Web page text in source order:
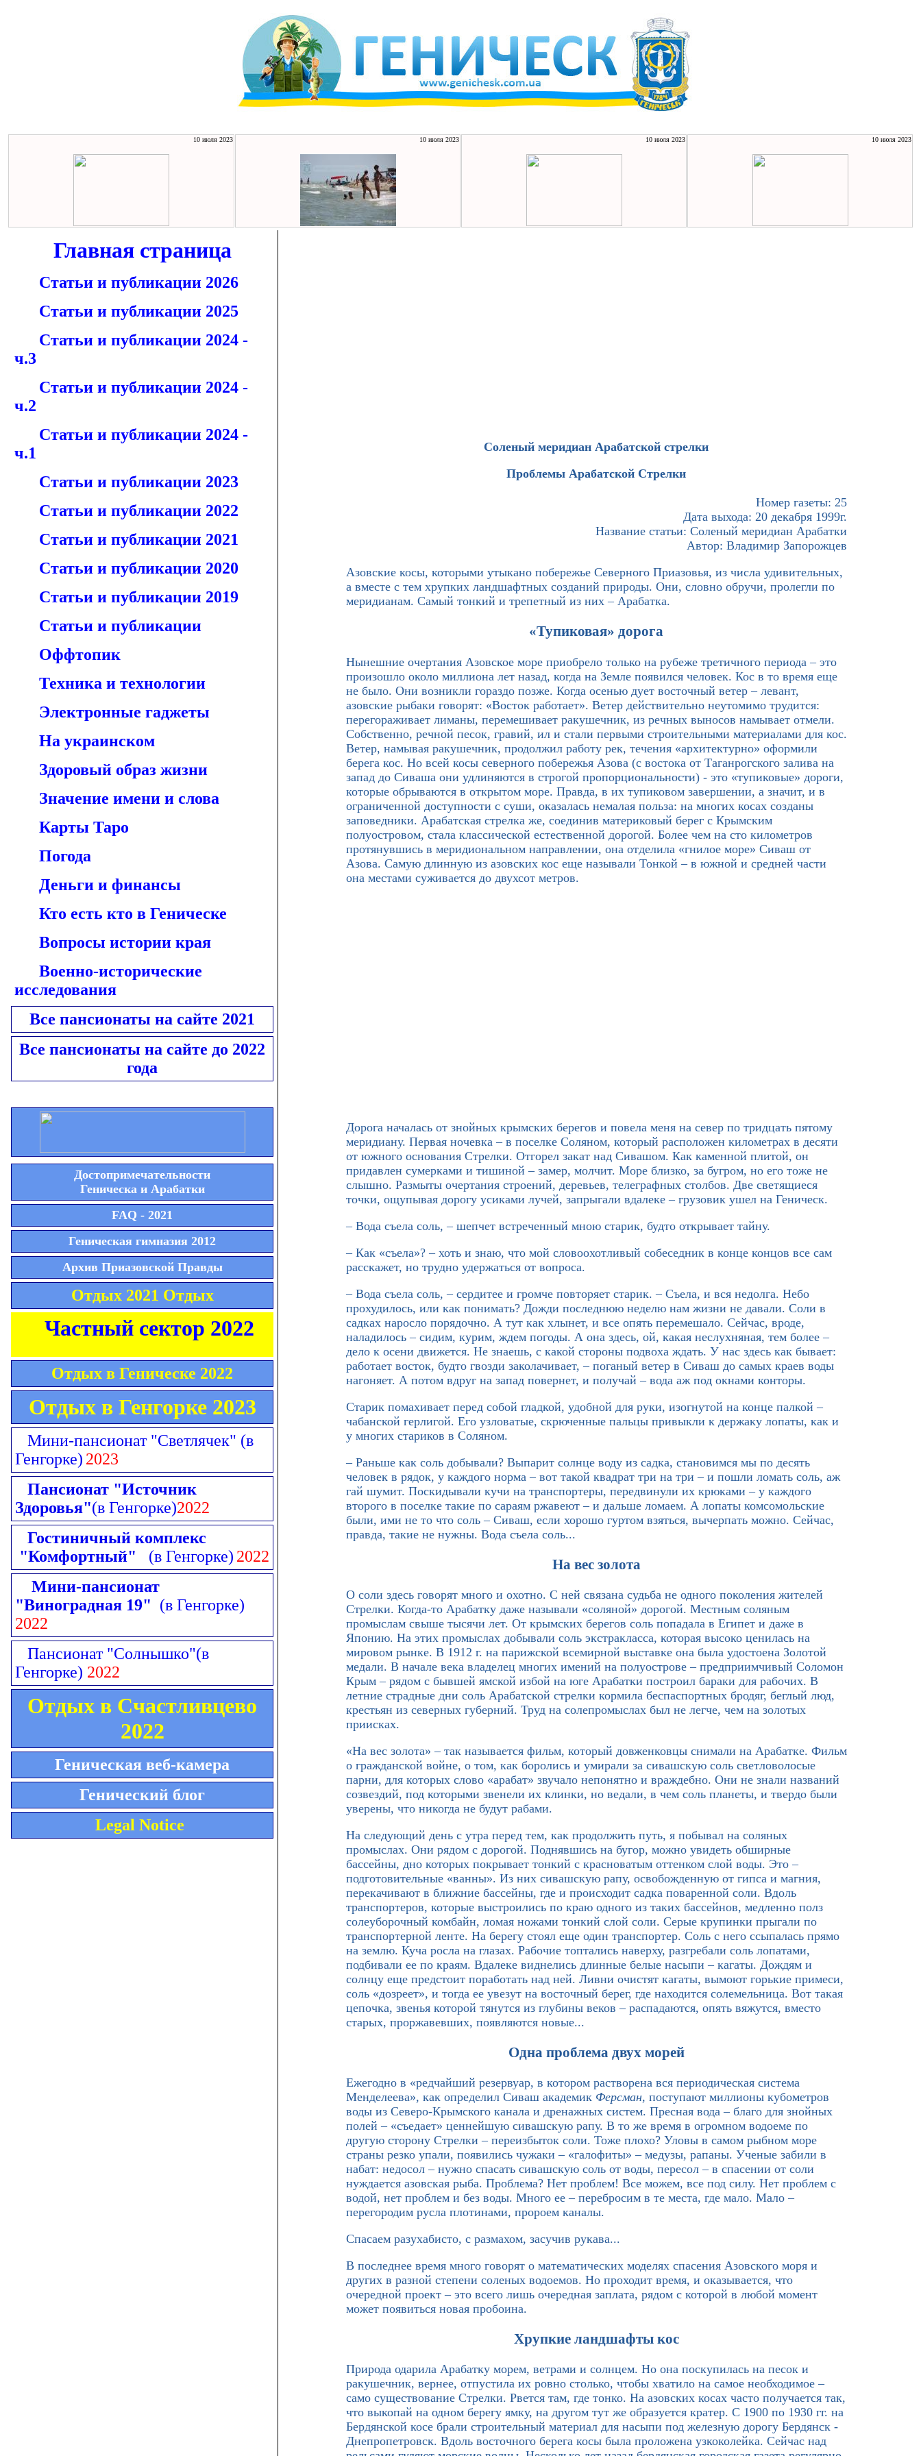
10 июля 2023 10 июля 2023 10 июля 2023 10 июля 2023
Главная страница
Статьи и публикации 2026
Статьи и публикации 2025
Статьи и публикации 2024 -
ч.3
Статьи и публикации 2024 -
ч.2
Статьи и публикации 2024 -
ч.1
Статьи и публикации 2023
Статьи и публикации 2022
Статьи и публикации 2021
Статьи и публикации 2020
Статьи и публикации 2019
Статьи и публикации
Оффтопик
Техника и технологии
Электронные гаджеты
На украинском
Здоровый образ жизни
Значение имени и слова
Карты Таро
Погода
Деньги и финансы
Кто есть кто в Геническе
Вопросы истории края
Военно-исторические
исследования
Все пансионаты на сайте 2021
Все пансионаты на сайте до 2022
года
Достопримечательности
Геническа и Арабатки
FAQ - 2021
Геническая гимназия 2012
Архив Приазовской Правды
Отдых 2021 Отдых
Частный сектор 2022
Отдых в Геническе 2022
Отдых в Генгорке 2023
Мини-пансионат "Светлячек" (в
Генгорке) 2023
Пансионат "Источник
Здоровья"(в Генгорке)2022
Гостиничный комплекс
"Комфортный" (в Генгорке) 2022
Мини-пансионат
"Виноградная 19" (в Генгорке)
2022
Пансионат "Солнышко"(в
Генгорке) 2022
Отдых в Счастливцево
2022
Геническая веб-камера
Генический блог
Legal Notice
Соленый меридиан Арабатской стрелки
Проблемы Арабатской Стрелки
Номер газеты: 25
Дата выхода: 20 декабря 1999г.
Название статьи: Соленый меридиан Арабатки
Автор: Владимир Запорожцев
Азовские косы, которыми утыкано побережье Северного Приазовья, из числа удивительных,
а вместе с тем хрупких ландшафтных созданий природы. Они, словно обручи, пролегли по
меридианам. Самый тонкий и трепетный из них – Арабатка.
«Тупиковая» дорога
Нынешние очертания Азовское море приобрело только на рубеже третичного периода – это
произошло около миллиона лет назад, когда на Земле появился человек. Кос в то время еще
не было. Они возникли гораздо позже. Когда осенью дует восточный ветер – левант,
азовские рыбаки говорят: «Восток работает». Ветер действительно неутомимо трудится:
перегораживает лиманы, перемешивает ракушечник, из речных выносов намывает отмели.
Собственно, речной песок, гравий, ил и стали первыми строительными материалами для кос.
Ветер, намывая ракушечник, продолжил работу рек, течения «архитектурно» оформили
берега кос. Но всей косы северного побережья Азова (с востока от Таганрогского залива на
запад до Сиваша они удлиняются в строгой пропорциональности) - это «тупиковые» дороги,
которые обрываются в открытом море. Правда, в их тупиковом завершении, а значит, и в
ограниченной доступности с суши, оказалась немалая польза: на многих косах созданы
заповедники. Арабатская стрелка же, соединив материковый берег с Крымским
полуостровом, стала классической естественной дорогой. Более чем на сто километров
протянувшись в меридиональном направлении, она отделила «гнилое море» Сиваш от
Азова. Самую длинную из азовских кос еще называли Тонкой – в южной и средней части
она местами суживается до двухсот метров.
Дорога началась от знойных крымских берегов и повела меня на север по тридцать пятому
меридиану. Первая ночевка – в поселке Соляном, который расположен километрах в десяти
от южного основания Стрелки. Отгорел закат над Сивашом. Как каменной плитой, он
придавлен сумерками и тишиной – замер, молчит. Море близко, за бугром, но его тоже не
слышно. Размыты очертания строений, деревьев, телеграфных столбов. Две светящиеся
точки, ощупывая дорогу усиками лучей, запрыгали вдалеке – грузовик ушел на Геническ.
– Вода съела соль, – шепчет встреченный мною старик, будто открывает тайну.
– Как «съела»? – хоть и знаю, что мой словоохотливый собеседник в конце концов все сам
расскажет, но трудно удержаться от вопроса.
– Вода съела соль, – сердитее и громче повторяет старик. – Съела, и вся недолга. Небо
прохудилось, или как понимать? Дожди последнюю неделю нам жизни не давали. Соли в
садках наросло порядочно. А тут как хлынет, и все опять перемешало. Сейчас, вроде,
наладилось – сидим, курим, ждем погоды. А она здесь, ой, какая неслухняная, тем более –
дело к осени движется. Не знаешь, с какой стороны подвоха ждать. У нас здесь как бывает:
работает восток, будто гвозди заколачивает, – поганый ветер в Сиваш до самых краев воды
нагоняет. А потом вдруг на запад повернет, и получай – вода аж под окнами конторы.
Старик помахивает перед собой гладкой, удобной для руки, изогнутой на конце палкой –
чабанской герлигой. Его узловатые, скрюченные пальцы привыкли к держаку лопаты, как и
у многих стариков в Соляном.
– Раньше как соль добывали? Выпарит солнце воду из садка, становимся мы по десять
человек в рядок, у каждого норма – вот такой квадрат три на три – и пошли ломать соль, аж
гай шумит. Поскидывали кучи на транспортеры, передвинули их крюками – у каждого
второго в поселке такие по сараям ржавеют – и дальше ломаем. А лопаты комсомольские
были, ими не то что соль – Сиваш, если хорошо гуртом взяться, вычерпать можно. Сейчас,
правда, такие не нужны. Вода съела соль...
На вес золота
О соли здесь говорят много и охотно. С ней связана судьба не одного поколения жителей
Стрелки. Когда-то Арабатку даже называли «соляной» дорогой. Местным соляным
промыслам свыше тысячи лет. От крымских берегов соль попадала в Египет и даже в
Японию. На этих промыслах добывали соль экстракласса, которая высоко ценилась на
мировом рынке. В 1912 г. на парижской всемирной выставке она была удостоена Золотой
медали. В начале века владелец многих имений на полуострове – предприимчивый Соломон
Крым – рядом с бывшей ямской избой на юге Арабатки построил бараки для рабочих. В
летние страдные дни соль Арабатской стрелки кормила беспаспортных бродяг, беглый люд,
крестьян из северных губерний. Труд на солепромыслах был не легче, чем на золотых
приисках.
«На вес золота» – так называется фильм, который довженковцы снимали на Арабатке. Фильм
о гражданской войне, о том, как боролись и умирали за сивашскую соль светловолосые
парни, для которых слово «арабат» звучало непонятно и враждебно. Они не знали названий
созвездий, под которыми звенели их клинки, но ведали, в чем соль планеты, и твердо были
уверены, что никогда не будут рабами.
На следующий день с утра перед тем, как продолжить путь, я побывал на соляных
промыслах. Они рядом с дорогой. Поднявшись на бугор, можно увидеть обширные
бассейны, дно которых покрывает тонкий с красноватым оттенком слой воды. Это –
подготовительные «ванны». Из них сивашскую рапу, освобожденную от гипса и магния,
перекачивают в ближние бассейны, где и происходит садка поваренной соли. Вдоль
транспортеров, которые выстроились по краю одного из таких бассейнов, медленно полз
солеуборочный комбайн, ломая ножами тонкий слой соли. Серые крупинки прыгали по
транспортерной ленте. На берегу стоял еще один транспортер. Соль с него ссыпалась прямо
на землю. Куча росла на глазах. Рабочие топтались наверху, разгребали соль лопатами,
подбивали ее по краям. Вдалеке виднелись длинные белые насыпи – кагаты. Дождям и
солнцу еще предстоит поработать над ней. Ливни очистят кагаты, вымоют горькие примеси,
соль «дозреет», и тогда ее увезут на восточный берег, где находится солемельница. Вот такая
цепочка, звенья которой тянутся из глубины веков – распадаются, опять вяжутся, вместо
старых, проржавевших, появляются новые...
Одна проблема двух морей
Ежегодно в «редчайший резервуар, в котором растворена вся периодическая система
Менделеева», как определил Сиваш академик Ферсман, поступают миллионы кубометров
воды из Северо-Крымского канала и дренажных систем. Пресная вода – благо для знойных
полей – «съедает» ценнейшую сивашскую рапу. В то же время в огромном водоеме по
другую сторону Стрелки – переизбыток соли. Тоже плохо? Уловы в самом рыбном море
страны резко упали, появились чужаки – «галофиты» – медузы, рапаны. Ученые забили в
набат: недосол – нужно спасать сивашскую соль от воды, пересол – в спасении от соли
нуждается азовская рыба. Проблема? Нет проблем! Все можем, все под силу. Нет проблем с
водой, нет проблем и без воды. Много ее – перебросим в те места, где мало. Мало –
перегородим русла плотинами, пророем каналы.
Спасаем разухабисто, с размахом, засучив рукава...
В последнее время много говорят о математических моделях спасения Азовского моря и
других в разной степени соленых водоемов. Но проходит время, и оказывается, что
очередной проект – это всего лишь очередная заплата, рядом с которой в любой момент
может появиться новая пробоина.
Хрупкие ландшафты кос
Природа одарила Арабатку морем, ветрами и солнцем. Но она поскупилась на песок и
ракушечник, вернее, отпустила их ровно столько, чтобы хватило на самое необходимое –
само существование Стрелки. Рвется там, где тонко. На азовских косах часто получается так,
что выкопай на одном берегу ямку, на другом тут же образуется кратер. С 1900 по 1930 гг. на
Бердянской косе брали строительный материал для насыпи под железную дорогу Бердянск -
Днепропетровск. Вдоль восточного берега косы была проложена узкоколейка. Сейчас над